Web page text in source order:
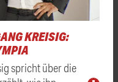
KREISIG:
spricht über die